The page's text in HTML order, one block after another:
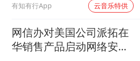
有知有行App 云音乐特供
网信办对美国公司派拓在
华销售产品启动网络安全